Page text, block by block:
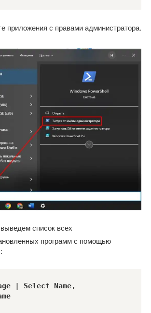
приложения с правами администратора.
список всех
программ с помощью
| Select Name,